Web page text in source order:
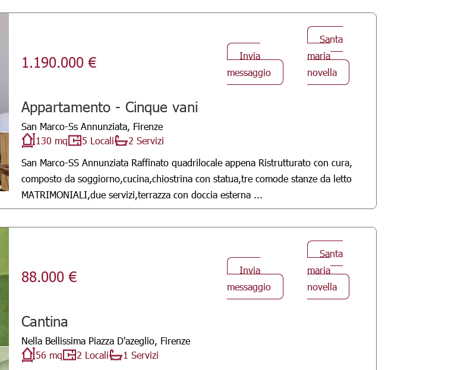
1.190.000 €
Invia
messaggio
Santa
maria
novella
Appartamento - Cinque vani
San Marco-Ss Annunziata, Firenze
130 mq
5 Locali
2 Servizi
San Marco-SS Annunziata Raffinato quadrilocale appena Ristrutturato con cura,
composto da soggiorno,cucina,chiostrina con statua,tre comode stanze da letto
MATRIMONIALI,due servizi,terrazza con doccia esterna ...
88.000 €
Invia
messaggio
Santa
maria
novella
Cantina
Nella Bellissima Piazza D'azeglio, Firenze
56 mq
2 Locali
1 Servizi